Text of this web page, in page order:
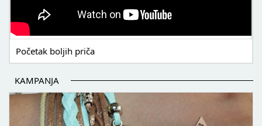
Početak boljih priča
KAMPANJA